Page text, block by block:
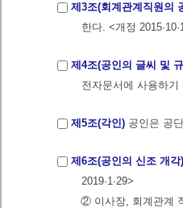
제3조(회계관계직원의
한다. <개정
제4조(공인의 글씨 및
전자문서에 사용하
제5조(각인) 공인은 공
제6조(공인의 신조 개각)
2019·1·29>
② 이사장, 회계관계